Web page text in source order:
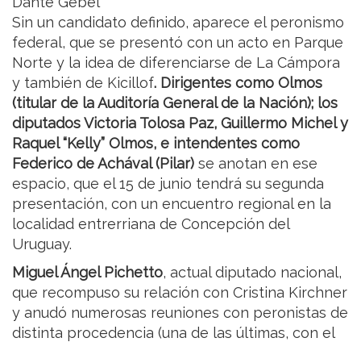
Sin un candidato definido, aparece el peronismo
federal, que se presentó con un acto en Parque
Norte y la idea de diferenciarse de La Cámpora
y también de Kicillof. Dirigentes como Olmos
(titular de la Auditoría General de la Nación); los
diputados Victoria Tolosa Paz, Guillermo Michel y
Raquel “Kelly” Olmos, e intendentes como
Federico de Achával (Pilar) se anotan en ese
espacio, que el 15 de junio tendrá su segunda
presentación, con un encuentro regional en la
localidad entrerriana de Concepción del
Uruguay.
Miguel Ángel Pichetto, actual diputado nacional,
que recompuso su relación con Cristina Kirchner
y anudó numerosas reuniones con peronistas de
distinta procedencia (una de las últimas, con el